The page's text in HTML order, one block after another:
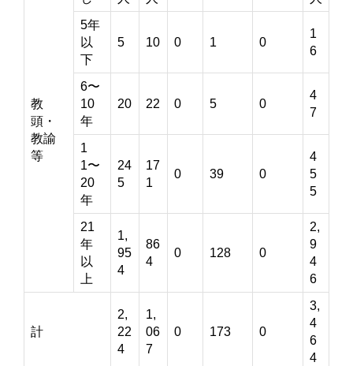
教
頭・
教諭
等
5年
以
下
5 10 0 1 0
1
6
6〜
10
年
20 22 0 5 0
4
7
1
1〜
20
年
24
5
17
1
0 39 0
4
5
5
21
年
以
上
1,
95
4
86
4
0 128 0
2,
9
4
6
計
2,
22
4
1,
06
7
0 173 0
3,
4
6
4